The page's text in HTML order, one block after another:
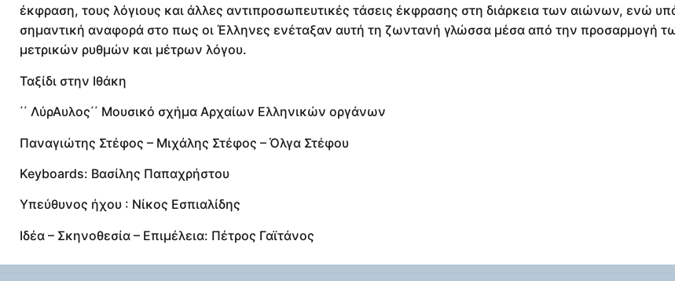
έκφραση, τους λόγιους και άλλες αντιπροσωπευτικές τάσεις έκφρασης στη διάρκεια των αιώνων, ενώ
σημαντική αναφορά στο πως οι Έλληνες ενέταξαν αυτή τη ζωντανή γλώσσα μέσα από την προσαρμογή
μετρικών ρυθμών και μέτρων λόγου.
Ταξίδι στην Ιθάκη
΄΄ ΛύρΑυλος΄΄ Μουσικό σχήμα Αρχαίων Ελληνικών οργάνων
Παναγιώτης Στέφος – Μιχάλης Στέφος – Όλγα Στέφου
Keyboards: Βασίλης Παπαχρήστου
Υπεύθυνος ήχου : Νίκος Εσπιαλίδης
Ιδέα – Σκηνοθεσία – Επιμέλεια: Πέτρος Γαϊτάνος